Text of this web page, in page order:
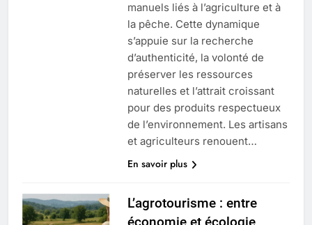
manuels liés à l’agriculture et à
la pêche. Cette dynamique
s’appuie sur la recherche
d’authenticité, la volonté de
préserver les ressources
naturelles et l’attrait croissant
pour des produits respectueux
de l’environnement. Les artisans
et agriculteurs renouent…
En savoir plus
L’agrotourisme : entre